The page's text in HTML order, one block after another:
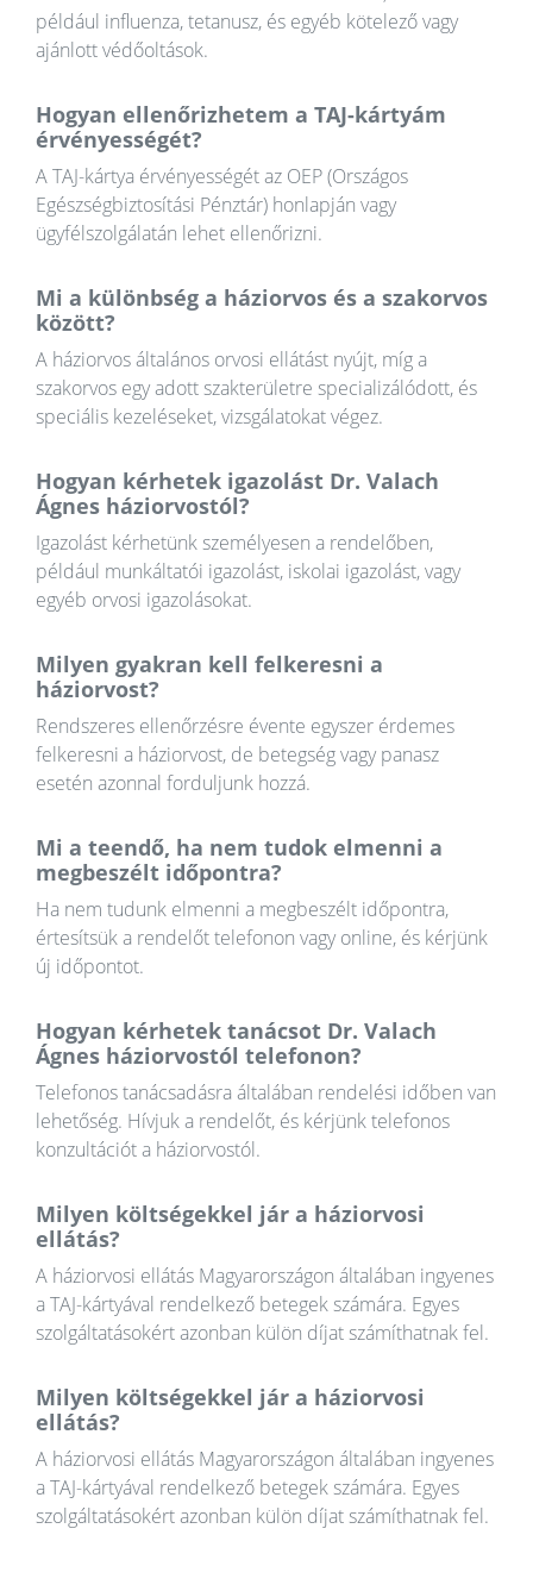
például influenza, tetanusz, és egyéb kötelező vagy
ajánlott védőoltások.
Hogyan ellenőrizhetem a TAJ-kártyám
érvényességét?
A TAJ-kártya érvényességét az OEP (Országos
Egészségbiztosítási Pénztár) honlapján vagy
ügyfélszolgálatán lehet ellenőrizni.
Mi a különbség a háziorvos és a szakorvos
között?
A háziorvos általános orvosi ellátást nyújt, míg a
szakorvos egy adott szakterületre specializálódott, és
speciális kezeléseket, vizsgálatokat végez.
Hogyan kérhetek igazolást Dr. Valach
Ágnes háziorvostól?
Igazolást kérhetünk személyesen a rendelőben,
például munkáltatói igazolást, iskolai igazolást, vagy
egyéb orvosi igazolásokat.
Milyen gyakran kell felkeresni a
háziorvost?
Rendszeres ellenőrzésre évente egyszer érdemes
felkeresni a háziorvost, de betegség vagy panasz
esetén azonnal forduljunk hozzá.
Mi a teendő, ha nem tudok elmenni a
megbeszélt időpontra?
Ha nem tudunk elmenni a megbeszélt időpontra,
értesítsük a rendelőt telefonon vagy online, és kérjünk
új időpontot.
Hogyan kérhetek tanácsot Dr. Valach
Ágnes háziorvostól telefonon?
Telefonos tanácsadásra általában rendelési időben van
lehetőség. Hívjuk a rendelőt, és kérjünk telefonos
konzultációt a háziorvostól.
Milyen költségekkel jár a háziorvosi
ellátás?
A háziorvosi ellátás Magyarországon általában ingyenes
a TAJ-kártyával rendelkező betegek számára. Egyes
szolgáltatásokért azonban külön díjat számíthatnak fel.
Milyen költségekkel jár a háziorvosi
ellátás?
A háziorvosi ellátás Magyarországon általában ingyenes
a TAJ-kártyával rendelkező betegek számára. Egyes
szolgáltatásokért azonban külön díjat számíthatnak fel.